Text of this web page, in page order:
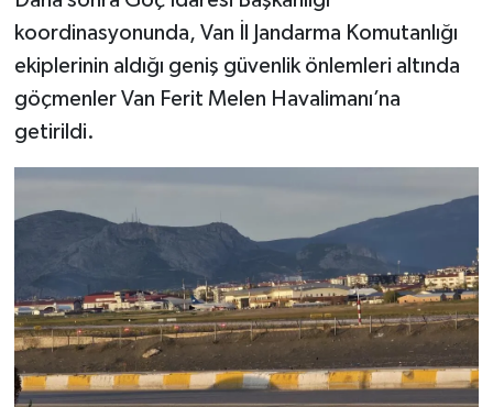
koordinasyonunda, Van İl Jandarma Komutanlığı
ekiplerinin aldığı geniş güvenlik önlemleri altında
göçmenler Van Ferit Melen Havalimanı’na
getirildi.